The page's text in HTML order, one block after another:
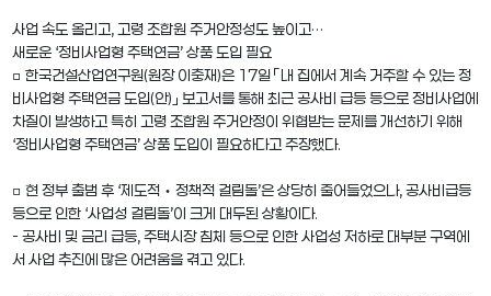
사업 속도 올리고, 고령 조합원 주거안정성도 높이고…
새로운 ‘정비사업형 주택연금’ 상품 도입 필요
□ 한국건설산업연구원(원장 이충재)은 17일 「내 집에서 계속 거주할 수 있는 정
비사업형 주택연금 도입(안)」 보고서를 통해 최근 공사비 급등 등으로 정비사업에
차질이 발생하고 특히 고령 조합원 주거안정이 위협받는 문제를 개선하기 위해
‘정비사업형 주택연금’ 상품 도입이 필요하다고 주장했다.
□ 현 정부 출범 후 ‘제도적‧정책적 걸림돌’은 상당히 줄어들었으나, 공사비급등
등으로 인한 ‘사업성 걸림돌’이 크게 대두된 상황이다.
- 공사비 및 금리 급등, 주택시장 침체 등으로 인한 사업성 저하로 대부분 구역에
서 사업 추진에 많은 어려움을 겪고 있다.